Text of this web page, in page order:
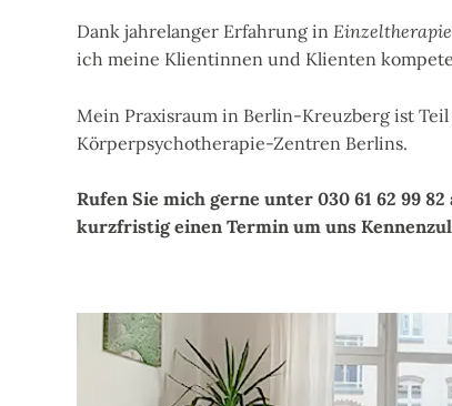
Dank jahrelanger Erfahrung in
ich meine Klientinnen und Klienten
Mein Praxisraum in Berlin-Kreuzberg ist Teil
Körperpsychotherapie-Zentren Berlins.
Rufen Sie mich gerne unter 030 61 62 99
kurzfristig einen Termin um uns